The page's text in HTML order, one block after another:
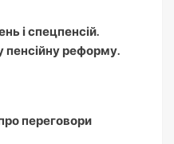
і спецпенсій.
пенсійну реформу.
переговори